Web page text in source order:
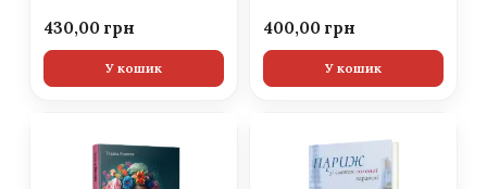
430,00
У кошик
400,00
У кошик